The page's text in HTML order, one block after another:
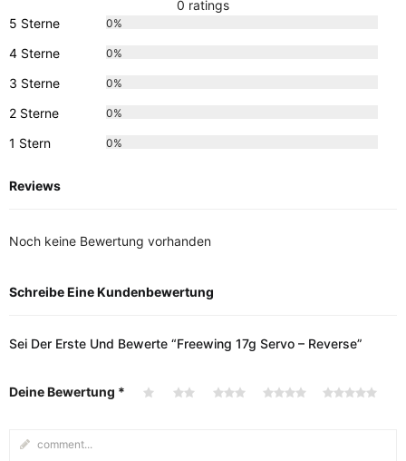
0 ratings
5 Sterne
0%
4 Sterne 0%
3 Sterne 0%
2 Sterne 0%
1 Stern 0%
Reviews
Noch keine Bewertung vorhanden
Schreibe Eine Kundenbewertung
Sei Der Erste Und Bewerte “Freewing 17g Servo – Reverse”
Deine Bewertung *